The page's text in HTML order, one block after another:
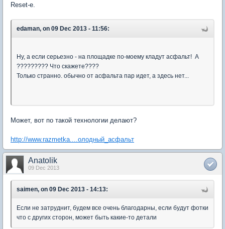
Reset-е.
edaman, on 09 Dec 2013 - 11:56:
Ну, а если серьезно - на площадке по-моему кладут асфальт! А
????????? Что скажете????
Только странно. обычно от асфальта пар идет, а здесь нет...
Может, вот по такой технологии делают?
http://www.razmetka....олодный_асфальт
Anatolik
09 Dec 2013
saimen, on 09 Dec 2013 - 14:13:
Если не затруднит, будем все очень благодарны, если будут фотки
что с других сторон, может быть какие-то детали